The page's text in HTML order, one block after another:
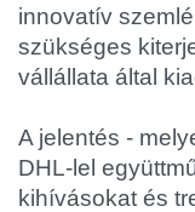
innovatív
szükséges
vállállata által
A jelentés -
DHL-lel
kihívásokat és